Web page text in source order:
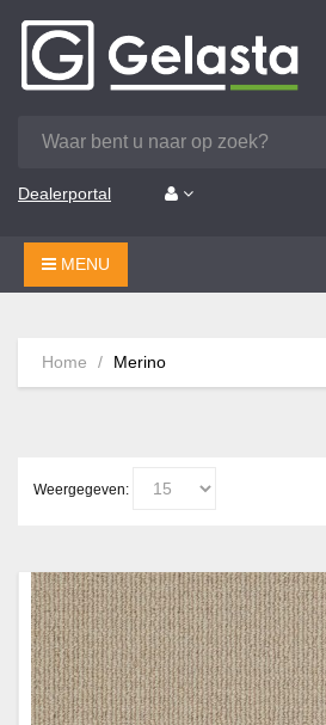
Dealerportal
MENU
Home Merino
Weergegeven: